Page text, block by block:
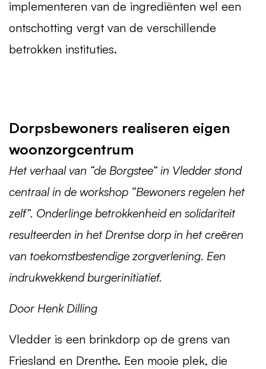
implementeren van de ingrediënten wel een
ontschotting vergt van de verschillende
betrokken instituties.
Dorpsbewoners realiseren eigen
woonzorgcentrum
Het verhaal van “de Borgstee” in Vledder stond
centraal in de workshop “Bewoners regelen het
zelf”. Onderlinge betrokkenheid en solidariteit
resulteerden in het Drentse dorp in het creëren
van toekomstbestendige zorgverlening. Een
indrukwekkend burgerinitiatief.
Door Henk Dilling
Vledder is een brinkdorp op de grens van
Friesland en Drenthe. Een mooie plek, die